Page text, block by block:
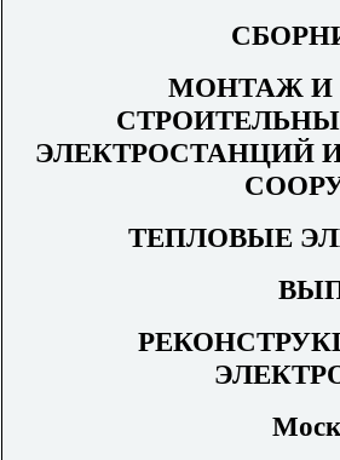
МОНТАЖ И
ЭЛЕКТРОСТАНЦИЙ
ТЕПЛОВЫЕ